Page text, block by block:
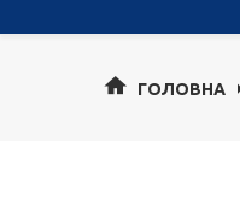
ГОЛОВНА